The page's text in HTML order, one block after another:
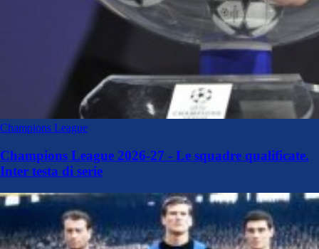
Champions League
Champions League 2026-27 - Le squadre qualificate.
Inter testa di serie